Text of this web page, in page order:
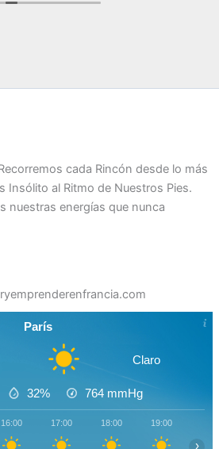
cada Rincón desde lo más
Insólito al Ritmo de Nuestros Pies.
nuestras energías que nunca
París
Claro
32% 764 mmHg
16:00 17:00 18:00 19:00
›